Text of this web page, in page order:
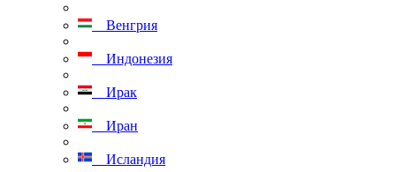
Венгрия
Индонезия
Ирак
Иран
Исландия